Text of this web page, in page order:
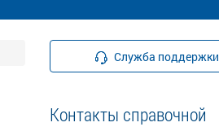
Служба поддержки
Контакты справочной